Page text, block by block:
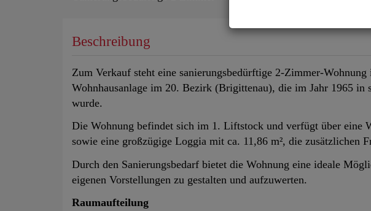
Beschreibung
Zum Verkauf steht eine sanierungsbedürftige 2-Zimmer-Wohnung
Wohnhausanlage im 20. Bezirk (Brigittenau), die im Jahr 1965 in
wurde.
Die Wohnung befindet sich im 1. Liftstock und verfügt über eine
sowie eine großzügige Loggia mit ca. 11,86 m², die zusätzlichen
Durch den Sanierungsbedarf bietet die Wohnung eine ideale
eigenen Vorstellungen zu gestalten und aufzuwerten.
Raumaufteilung